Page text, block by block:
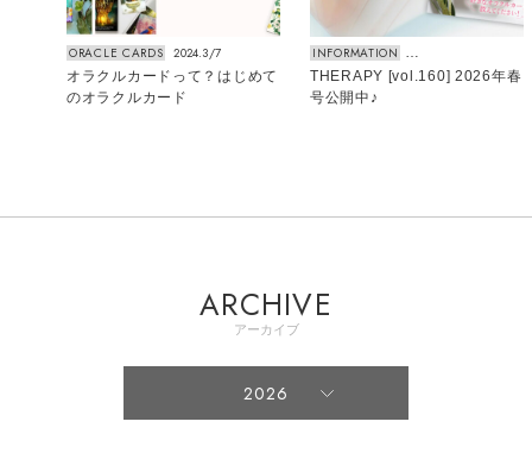
ORACLE CARDS 2024.3/7
オラクルカードって？はじめて
のオラクルカード
INFORMATION
THERAPY [vol.160] 2026年春
号公開中♪
【
ARCHIVE
アーカイブ
2026